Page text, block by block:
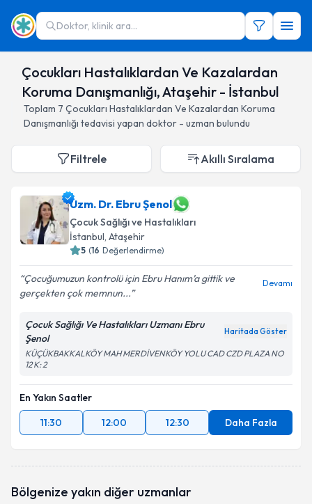
Doktor, klinik ara...
Çocukları Hastalıklardan Ve Kazalardan
Koruma Danışmanlığı, Ataşehir - İstanbul
Toplam 7 Çocukları Hastalıklardan Ve Kazalardan Koruma
Danışmanlığı tedavisi yapan doktor - uzman bulundu
Filtrele Akıllı Sıralama
Uzm. Dr. Ebru Şenol
Çocuk Sağlığı ve Hastalıkları
İstanbul, Ataşehir
5 (16 Değerlendirme)
Çocuğumuzun kontrolü için Ebru Hanım’a gittik ve
gerçekten çok memnun...
Devamı
Çocuk Sağlığı Ve Hastalıkları Uzmanı Ebru
Şenol
Haritada Göster
KÜÇÜKBAKKALKÖY MAH MERDİVENKÖY YOLU CAD CZD PLAZA NO
12 K: 2
En Yakın Saatler
11:30
12:00 12:30 Daha Fazla
Bölgenize yakın diğer uzmanlar